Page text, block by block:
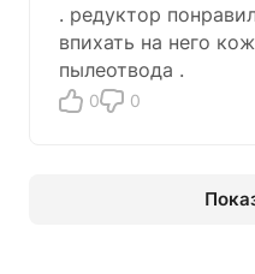
. редуктор
впихать на него
пылеотвода .
0 0